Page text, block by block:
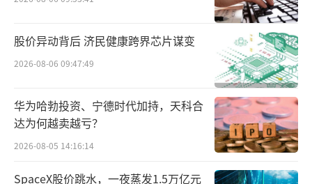
系统才能让大脑高效运转。”李翊表示。他在
现场演示了一系列案例，从制作龙舟到设计智
能车，孩子们在项目中构建着自己的思维殿
堂。他们从“感知-决策-执行”的基础模式出
发，学会将复杂问题层层分解，再用创新的思
维重新组合。这个过程，正是未来社会最需要
的核心能力——系统思考与创新解决问题的生动
体现。
股价异动背后 济民健康跨界芯片谋变
2026-08-06 09:47:49
华为哈勃投资、宁德时代加持，天科合
达为何越卖越亏？
2026-08-05 14:16:14
SpaceX股价跳水，一夜蒸发1.5万亿元